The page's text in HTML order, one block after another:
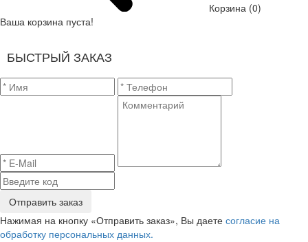
Корзина (0)
Ваша корзина пуста!
БЫСТРЫЙ ЗАКАЗ
Отправить заказ
Нажимая на кнопку «Отправить заказ», Вы даете согласие на
обработку персональных данных.